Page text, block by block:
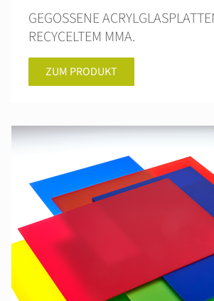
GEGOSSENE
RECYCELTEM MMA.
ZUM PRODUKT